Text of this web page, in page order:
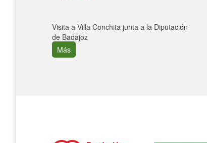
Visita a Villa Conchita junta a la Diputación
de Badajoz
Más